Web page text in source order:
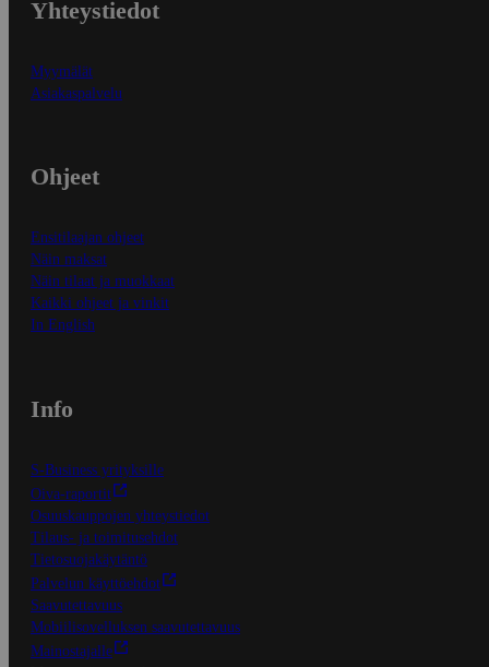
Yhteystiedot
Myymälät
Asiakaspalvelu
Ohjeet
Ensitilaajan ohjeet
Näin maksat
Näin tilaat ja muokkaat
Kaikki ohjeet ja vinkit
In English
Info
S-Business yrityksille
Oiva-raportit
Osuuskauppojen yhteystiedot
Tilaus- ja toimitusehdot
Tietosuojakäytäntö
Palvelun käyttöehdot
Saavutettavuus
Mobiilisovelluksen saavutettavuus
Mainostajalle